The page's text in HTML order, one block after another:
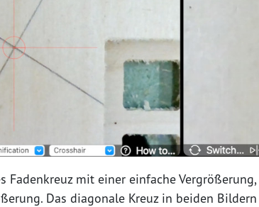
Fadenkreuz mit einer einfache
Das diagonale Kreuz in beiden